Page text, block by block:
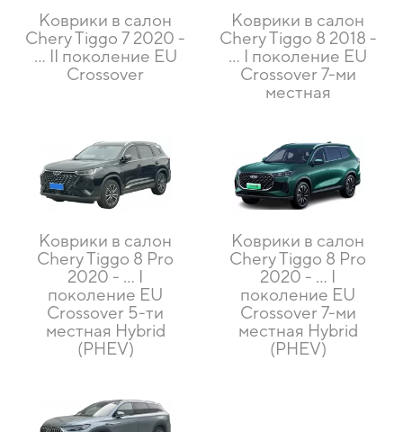
Коврики в салон
Chery Tiggo 7 2020 -
… II поколение EU
Crossover
Коврики в салон
Chery Tiggo 8 2018 -
… I поколение EU
Crossover 7-ми
местная
Коврики в салон
Chery Tiggo 8 Pro
2020 - … I
поколение EU
Crossover 5-ти
местная Hybrid
(PHEV)
Коврики в салон
Chery Tiggo 8 Pro
2020 - … I
поколение EU
Crossover 7-ми
местная Hybrid
(PHEV)